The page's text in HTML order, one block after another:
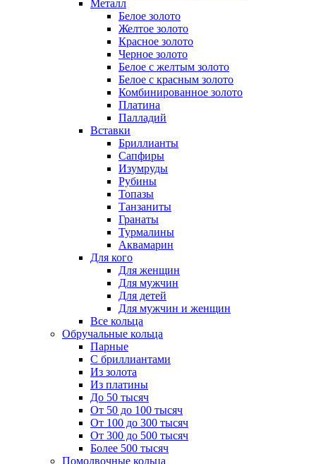
Металл
Белое золото
Желтое золото
Красное золото
Черное золото
Белое с желтым золото
Белое с красным золото
Комбинированное золото
Платина
Палладий
Вставки
Бриллианты
Сапфиры
Изумруды
Рубины
Топазы
Танзаниты
Гранаты
Турмалины
Аквамарин
Для кого
Для женщин
Для мужчин
Для детей
Для мужчин и женщин
Все кольца
Обручальные кольца
Парные
С бриллиантами
Из золота
Из платины
До 50 тысяч
От 50 до 100 тысяч
От 100 до 300 тысяч
От 300 до 500 тысяч
Более 500 тысяч
Помолвочные кольца